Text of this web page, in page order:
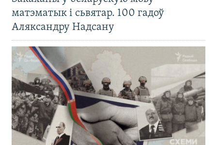
матэматык і сьвятар. 100 гадоў
Аляксандру Надсану